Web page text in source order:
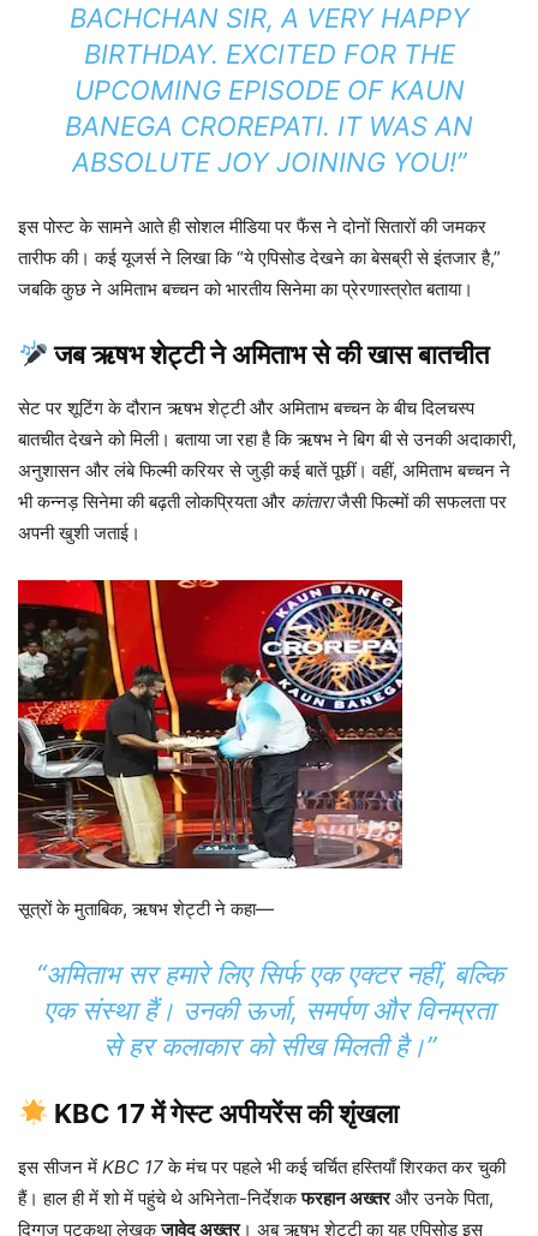
BACHCHAN SIR, A VERY HAPPY
BIRTHDAY. EXCITED FOR THE
UPCOMING EPISODE OF KAUN
BANEGA CROREPATI. IT WAS AN
ABSOLUTE JOY JOINING YOU!”
इस पोस्ट के सामने आते ही सोशल मीडिया पर फैंस ने दोनों सितारों की जमकर
तारीफ की। कई यूजर्स ने लिखा कि “ये एपिसोड देखने का बेसब्री से इंतजार है,”
जबकि कुछ ने अमिताभ बच्चन को भारतीय सिनेमा का प्रेरणास्त्रोत बताया।
जब ऋषभ शेट्टी ने अमिताभ से की खास बातचीत
सेट पर शूटिंग के दौरान ऋषभ शेट्टी और अमिताभ बच्चन के बीच दिलचस्प
बातचीत देखने को मिली। बताया जा रहा है कि ऋषभ ने बिग बी से उनकी अदाकारी,
अनुशासन और लंबे फिल्मी करियर से जुड़ी कई बातें पूछीं। वहीं, अमिताभ बच्चन ने
भी कन्नड़ सिनेमा की बढ़ती लोकप्रियता और कांताराजैसी फिल्मों की सफलता पर
अपनी खुशी जताई।
सूत्रों के मुताबिक, ऋषभ शेट्टी ने कहा—
“अमिताभ सर हमारे लिए सिर्फ एक एक्टर नहीं, बल्कि
एक संस्था हैं। उनकी ऊर्जा, समर्पण और विनम्रता
से हर कलाकार को सीख मिलती है।”
KBC 17 में गेस्ट अपीयरेंस की शृंखला
इस सीजन में KBC 17के मंच पर पहले भी कई चर्चित हस्तियाँ शिरकत कर चुकी
हैं। हाल ही में शो में पहुंचे थे अभिनेता-निर्देशकफरहान अख्तरऔर उनके पिता,
दिग्गज पटकथा लेखकजावेद अख्तर। अब ऋषभ शेट्टी का यह एपिसोड इस